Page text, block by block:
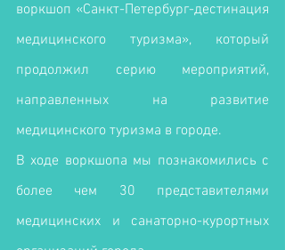
воркшоп «Санкт-Петербург-дестинация
медицинского туризма», который
продолжил серию мероприятий,
направленных на развитие
медицинского туризма в городе.
В ходе воркшопа мы познакомились с
более чем 30 представителями
медицинских и санаторно-курортных